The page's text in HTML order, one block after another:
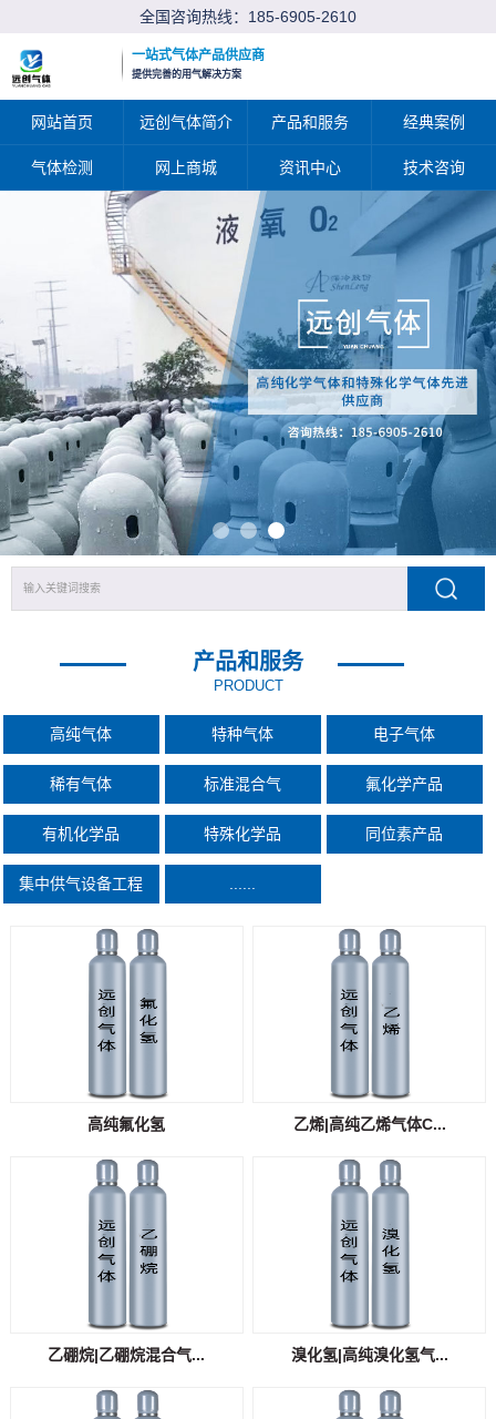
全国咨询热线： 185-6905-2610
一站式气体产品供应商
提供完善的用气解决方案
网站首页 远创气体简介 产品和服务 经典案例
气体检测 网上商城 资讯中心 技术咨询
产品和服务
PRODUCT
高纯气体 特种气体 电子气体
稀有气体 标准混合气 氟化学产品
有机化学品 特殊化学品 同位素产品
集中供气设备工程 ......
高纯氟化氢 乙烯|高纯乙烯气体C...
乙硼烷|乙硼烷混合气... 溴化氢|高纯溴化氢气...